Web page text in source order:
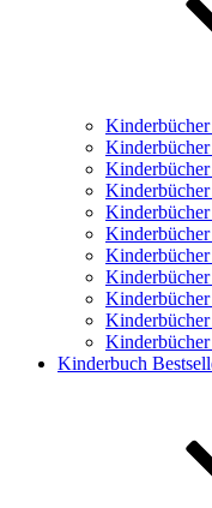
Kinderbücher
Kinderbücher
Kinderbücher
Kinderbücher
Kinderbücher
Kinderbücher
Kinderbücher
Kinderbücher
Kinderbücher
Kinderbücher
Kinderbücher
Kinderbuch